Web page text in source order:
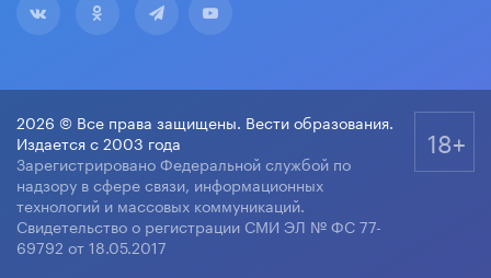
2026 © Все права защищены. Вести образования.
Издается с 2003 года
Зарегистрировано Федеральной службой по
надзору в сфере связи, информационных
технологий и массовых коммуникаций.
Свидетельство о регистрации СМИ ЭЛ № ФС 77-
69792 от 18.05.2017
18+